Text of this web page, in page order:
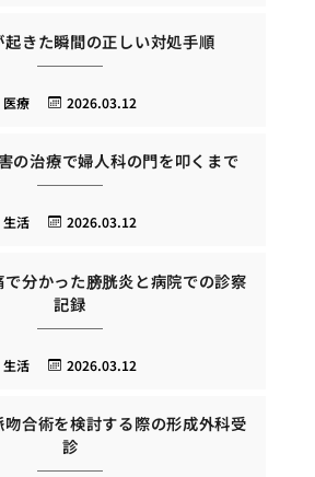
起きた瞬間の正しい対処手順
2026.03.12
医療
の治療で婦人科の門を叩くまで
2026.03.12
生活
分かった膀胱炎と病院での診察
記録
2026.03.12
生活
吻合術を検討する際の形成外科受
診